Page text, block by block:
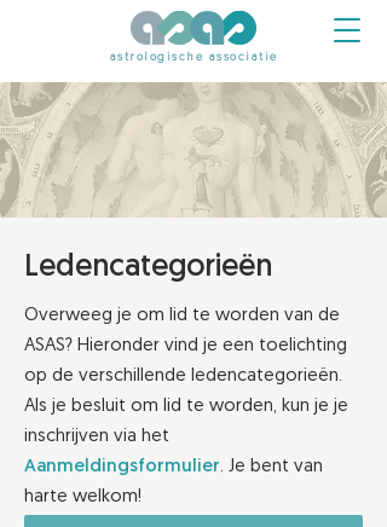
astrologische associatie
Ledencategorieën
Overweeg je om lid te worden van de
ASAS? Hieronder vind je een toelichting
op de verschillende ledencategorieën.
Als je besluit om lid te worden, kun je je
inschrijven via het
Aanmeldingsformulier. Je bent van
harte welkom!